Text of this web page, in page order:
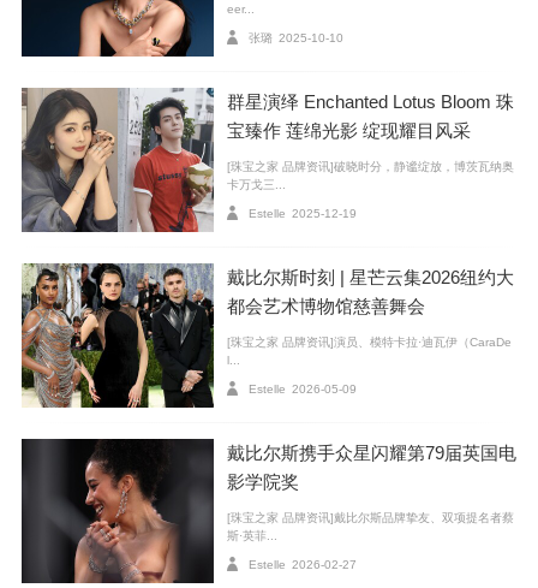
在这季淡情浓的季节，给人一种萧瑟的清冷。手腕间
散发的荧荧光辉，让整个人的精气神儿都提高了许多。
编辑推荐：
Carrera y Carrera 卡瑞拉•卡瑞拉 Tesoros Del Imperio
系列手镯
eer...
张璐 2025-10-10
群星演绎 Enchanted Lotus Bloom 珠
宝臻作 莲绵光影 绽现耀目风采
[珠宝之家 品牌资讯]破晓时分，静谧绽放，博茨瓦纳奥
卡万戈三...
Estelle 2025-12-19
戴比尔斯时刻 | 星芒云集2026纽约大
都会艺术博物馆慈善舞会
[珠宝之家 品牌资讯]演员、模特卡拉·迪瓦伊（CaraDe
l...
Estelle 2026-05-09
戴比尔斯携手众星闪耀第79届英国电
影学院奖
[珠宝之家 品牌资讯]戴比尔斯品牌挚友、双项提名者蔡
斯·英菲...
Estelle 2026-02-27